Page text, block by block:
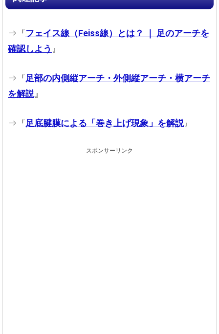
⇒『フェイス線（Feiss線）とは？ ｜ 足のアーチを
確認しよう 』
⇒『足部の内側縦アーチ・外側縦アーチ・横アーチ
を解説』
⇒『足底腱膜による「巻き上げ現象」を解説』
スポンサーリンク